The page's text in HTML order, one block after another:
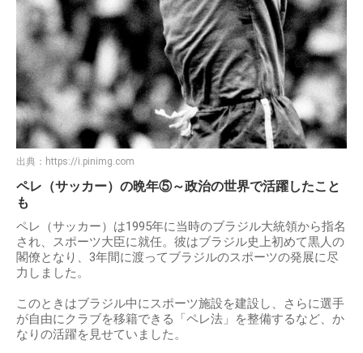
出典： https://i.pinimg.com
ペレ（サッカー）の晩年⑤～政治の世界で活躍したこと
も
ペレ（サッカー）は1995年に当時のブラジル大統領から指名
され、スポーツ大臣に就任。彼はブラジル史上初めて黒人の
閣僚となり、3年間に渡ってブラジルのスポーツの発展に尽
力しました。
このときはブラジル中にスポーツ施設を建設し、さらに選手
が自由にクラブを移籍できる「ペレ法」を整備するなど、か
なりの活躍を見せていました。